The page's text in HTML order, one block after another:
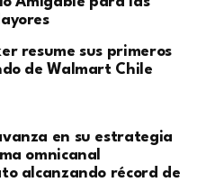
resume sus primeros
de Walmart Chile
en su estrategia
omnicanal
alcanzando récord de